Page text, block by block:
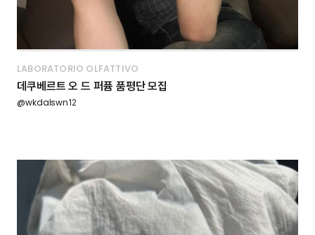
LABORATORIO OLFATTIVO
데쿠베르트 오 드 퍼퓸 품평단 모집
@wkdalswn12